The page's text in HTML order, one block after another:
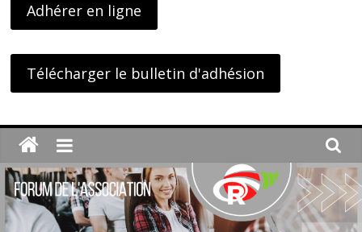
Adhérer en ligne
Télécharger le bulletin d'adhésion